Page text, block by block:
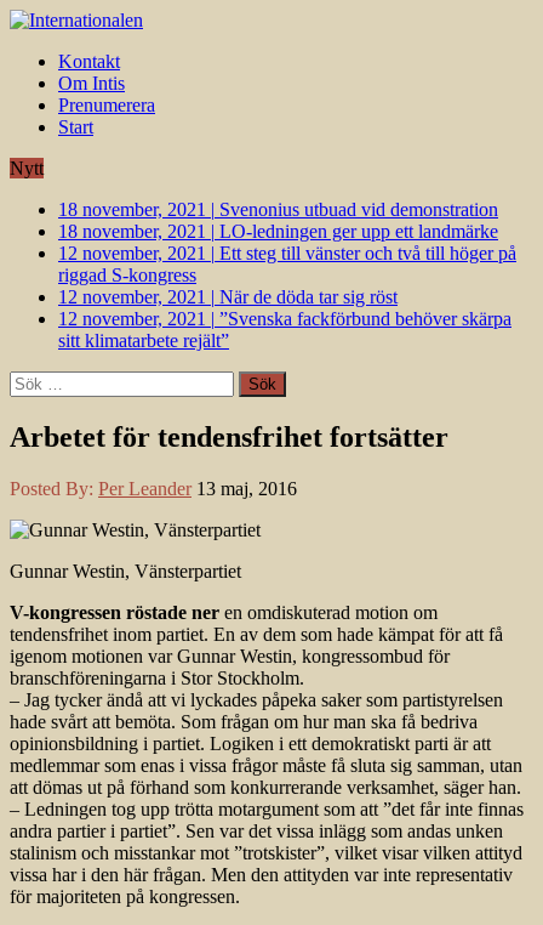
Kontakt
Om Intis
Prenumerera
Start
Nytt
18 november, 2021 | Svenonius utbuad vid demonstration
18 november, 2021 | LO-ledningen ger upp ett landmärke
12 november, 2021 | Ett steg till vänster och två till höger på
riggad S-kongress
12 november, 2021 | När de döda tar sig röst
12 november, 2021 | ”Svenska fackförbund behöver skärpa
sitt klimatarbete rejält”
Sök
efter:
Arbetet för tendensfrihet fortsätter
Posted By: Per Leander 13 maj, 2016
Gunnar Westin, Vänsterpartiet
V-kongressen röstade ner en omdiskuterad motion om
tendensfrihet inom partiet. En av dem som hade kämpat för att få
igenom motionen var Gunnar Westin, kongressombud för
branschföreningarna i Stor Stockholm.
– Jag tycker ändå att vi lyckades påpeka saker som partistyrelsen
hade svårt att bemöta. Som frågan om hur man ska få bedriva
opinionsbildning i partiet. Logiken i ett demokratiskt parti är att
medlemmar som enas i vissa frågor måste få sluta sig samman, utan
att dömas ut på förhand som konkurrerande verksamhet, säger han.
– Ledningen tog upp trötta motargument som att ”det får inte finnas
andra partier i partiet”. Sen var det vissa inlägg som andas unken
stalinism och misstankar mot ”trotskister”, vilket visar vilken attityd
vissa har i den här frågan. Men den attityden var inte representativ
för majoriteten på kongressen.